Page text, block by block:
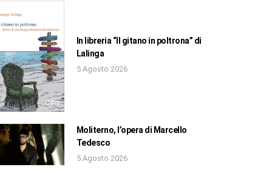
In libreria “Il gitano in poltrona” di
Lalinga
5 Agosto 2026
Moliterno, l’opera di Marcello
Tedesco
5 Agosto 2026